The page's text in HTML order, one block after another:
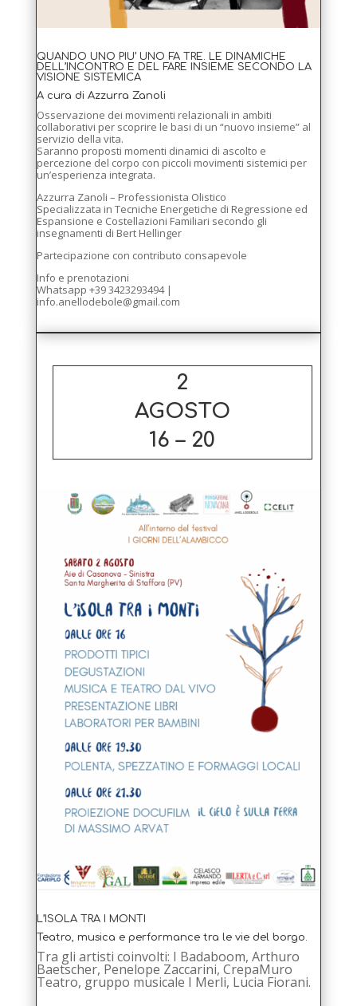
QUANDO UNO PIU’ UNO FA TRE. LE DINAMICHE
DELL’INCONTRO E DEL FARE INSIEME SECONDO LA
VISIONE SISTEMICA
A cura di Azzurra Zanoli
Osservazione dei movimenti relazionali in ambiti
collaborativi per scoprire le basi di un “nuovo insieme” al
servizio della vita.
Saranno proposti momenti dinamici di ascolto e
percezione del corpo con piccoli movimenti sistemici per
un’esperienza integrata.
Azzurra Zanoli – Professionista Olistico
Specializzata in Tecniche Energetiche di Regressione ed
Espansione e Costellazioni Familiari secondo gli
insegnamenti di Bert Hellinger
Partecipazione con contributo consapevole
Info e prenotazioni
Whatsapp +39 3423293494 |
info.anellodebole@gmail.com
2
AGOSTO
16 – 20
L’ISOLA TRA I MONTI
Teatro, musica e performance tra le vie del borgo.
Tra gli artisti coinvolti: I Badaboom, Arthuro
Baetscher, Penelope Zaccarini, CrepaMuro
Teatro, gruppo musicale I Merli, Lucia Fiorani.